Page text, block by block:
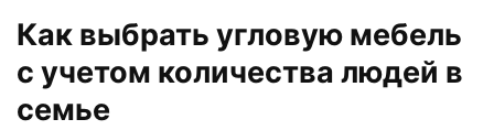
Как выбрать угловую мебель
с учетом количества людей в
семье